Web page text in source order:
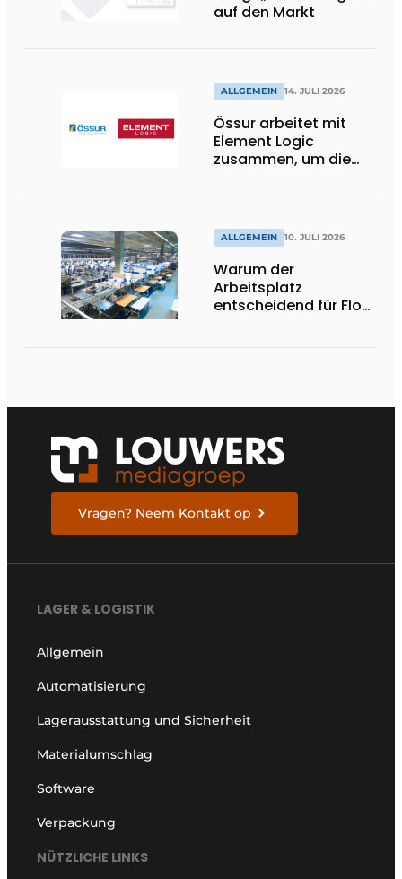
auf den Markt
ALLGEMEIN 14. JULI 2026
Össur arbeitet mit
Element Logic
zusammen, um die
unterstützen
ALLGEMEIN 10. JULI 2026
Warum der
Arbeitsplatz
entscheidend für Flow,
Vragen? Neem Kontakt op
LAGER & LOGISTIK
Allgemein
Automatisierung
Lagerausstattung und Sicherheit
Materialumschlag
Software
Verpackung
NÜTZLICHE LINKS